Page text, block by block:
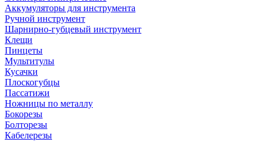
Аккумуляторы для инструмента
Ручной инструмент
Шарнирно-губцевый инструмент
Клещи
Пинцеты
Мультитулы
Кусачки
Плоскогубцы
Пассатижи
Ножницы по металлу
Бокорезы
Болторезы
Кабелерезы